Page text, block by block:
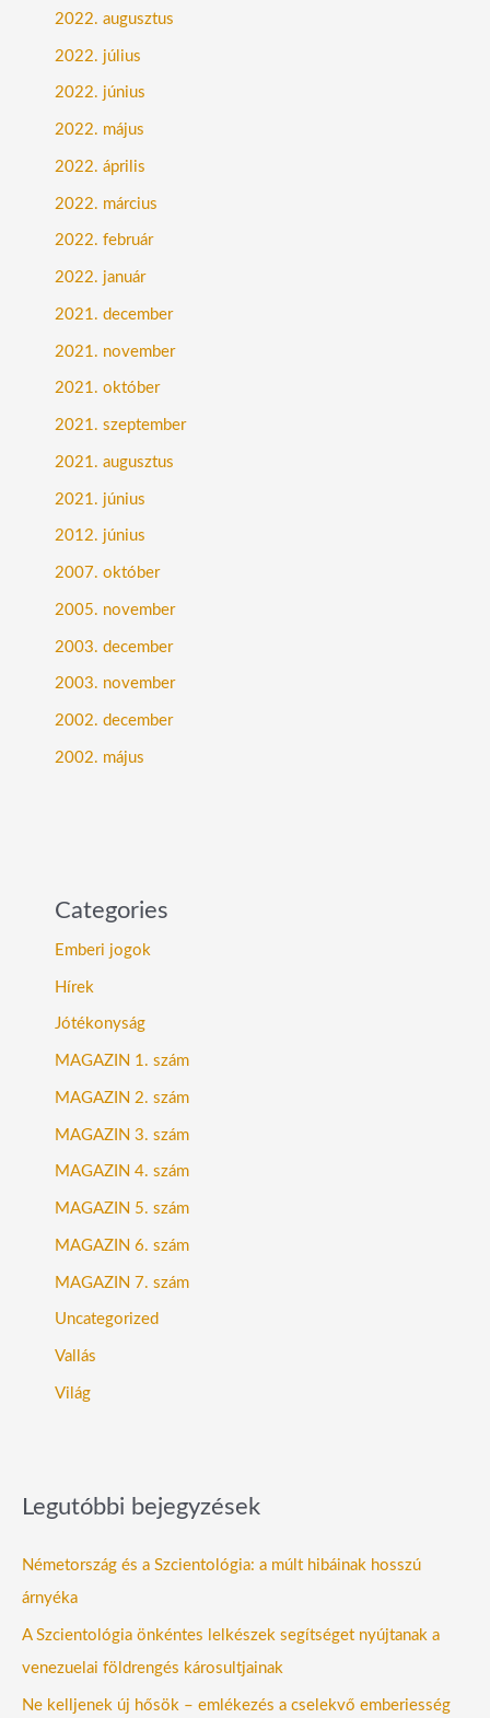
2022. augusztus
2022. július
2022. június
2022. május
2022. április
2022. március
2022. február
2022. január
2021. december
2021. november
2021. október
2021. szeptember
2021. augusztus
2021. június
2012. június
2007. október
2005. november
2003. december
2003. november
2002. december
2002. május
Categories
Emberi jogok
Hírek
Jótékonyság
MAGAZIN 1. szám
MAGAZIN 2. szám
MAGAZIN 3. szám
MAGAZIN 4. szám
MAGAZIN 5. szám
MAGAZIN 6. szám
MAGAZIN 7. szám
Uncategorized
Vallás
Világ
Legutóbbi bejegyzések
Németország és a Szcientológia: a múlt hibáinak hosszú
árnyéka
A Szcientológia önkéntes lelkészek segítséget nyújtanak a
venezuelai földrengés károsultjainak
Ne kelljenek új hősök – emlékezés a cselekvő emberiesség